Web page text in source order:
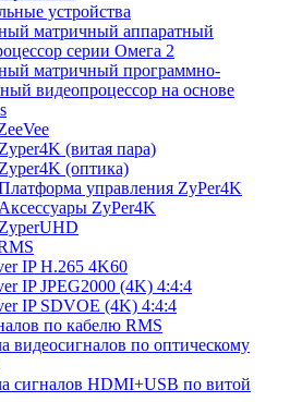
устройства
матричный аппаратный
серии Омега 2
матричный программно-
видеопроцессор на основе
(витая пара)
(оптика)
управления ZyPer4K
ZyPer4K
IP H.265 4K60
IP JPEG2000 (4K) 4:4:4
IP SDVOE (4K) 4:4:4
по кабелю RMS
видеосигналов по оптическому
сигналов HDMI+USB по витой